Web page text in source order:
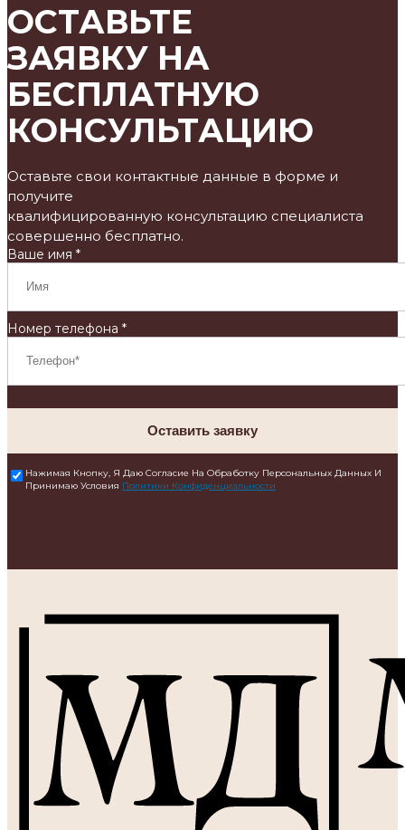
ОСТАВЬТЕ
ЗАЯВКУ НА
БЕСПЛАТНУЮ
КОНСУЛЬТАЦИЮ
Оставьте свои контактные данные в форме и
получите
квалифицированную консультацию специалиста
совершенно бесплатно.
Ваше имя *
Номер телефона *
Оставить заявку
Нажимая Кнопку, Я Даю Согласие На Обработку Персональных Данных И
Принимаю Условия Политики Конфиденциальности